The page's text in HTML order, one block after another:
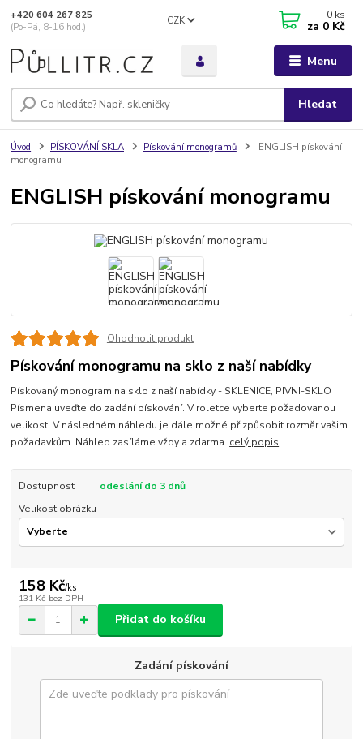
Menu
CZK
Hledat
+420 604 267 825
(Po-Pá, 8-16 hod.)
0 ks
za 0 Kč
Úvod PÍSKOVÁNÍ SKLA Pískování monogramů
ENGLISH pískování
monogramu
ENGLISH pískování monogramu
Ohodnotit produkt
Pískování monogramu na sklo z naší nabídky
Pískovaný monogram na sklo z naší nabídky - SKLENICE, PIVNI-SKLO
Písmena uveďte do zadání pískování. V roletce vyberte požadovanou
velikost. V následném náhledu je dále možné přizpůsobit rozměr vašim
požadavkům. Náhled zasíláme vždy a zdarma. celý popis
Dostupnost
odeslání do 3 dnů
Velikost obrázku
158 Kč/ks
131 Kč bez DPH
Přidat do košíku
Zadání pískování